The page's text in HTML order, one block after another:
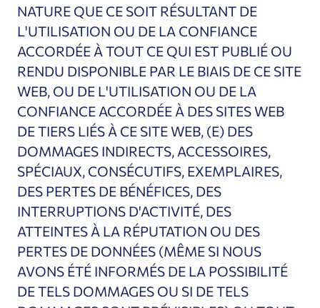
NATURE QUE CE SOIT RÉSULTANT DE
L'UTILISATION OU DE LA CONFIANCE
ACCORDÉE À TOUT CE QUI EST PUBLIÉ OU
RENDU DISPONIBLE PAR LE BIAIS DE CE SITE
WEB, OU DE L'UTILISATION OU DE LA
CONFIANCE ACCORDÉE À DES SITES WEB
DE TIERS LIÉS À CE SITE WEB, (E) DES
DOMMAGES INDIRECTS, ACCESSOIRES,
SPÉCIAUX, CONSÉCUTIFS, EXEMPLAIRES,
DES PERTES DE BÉNÉFICES, DES
INTERRUPTIONS D'ACTIVITÉ, DES
ATTEINTES À LA RÉPUTATION OU DES
PERTES DE DONNÉES (MÊME SI NOUS
AVONS ÉTÉ INFORMÉS DE LA POSSIBILITÉ
DE TELS DOMMAGES OU SI DE TELS